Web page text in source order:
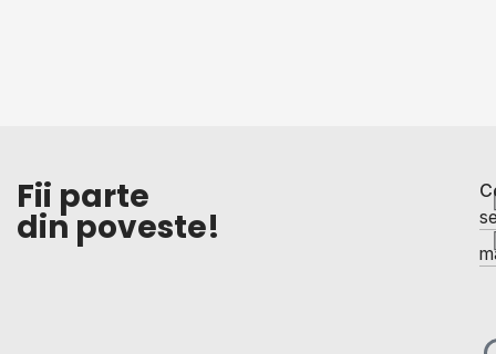
Fii parte
din poveste!